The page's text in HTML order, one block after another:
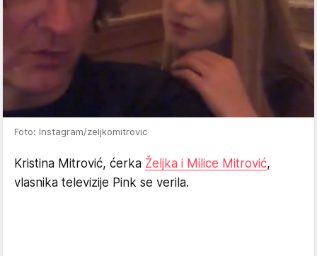
Foto: Instagram/zeljkomitrovic
Kristina Mitrović, ćerka Željka i Milice Mitrović,
vlasnika televizije Pink se verila.